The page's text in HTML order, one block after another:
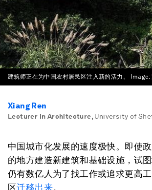
建筑师正在为中国农村居民区注入新的活力。 Image:
Xiang Ren
Lecturer in Architecture, University of
中国城市化发展的速度极快。即使
的地方建造新建筑和基础设施，试
仍有数亿人为了找工作或追求更高
区迁移出来。